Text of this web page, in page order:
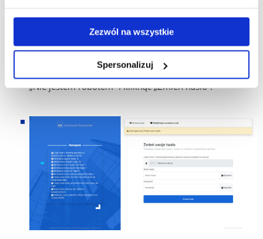
Zezwól na wszystkie
Spersonalizuj
opisanego powyżej procesu generowania linku).
Po przejściu w wybrany link należy wpisać hasło
spełniające kryteria podane na stronie, następnie
powtórzyć wpisane wcześniej hasło oraz zaznaczyć pole
„Nie jestem robotem” i kliknąć „Zmień hasło”.